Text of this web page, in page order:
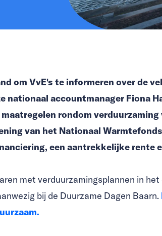
om VvE's te informeren over de
nationaal accountmanager Fiona
rondom verduurzaming
van het Nationaal
een aantrekkelijke rente
met verduurzamingsplannen in het
bij de Duurzame Dagen Baarn.